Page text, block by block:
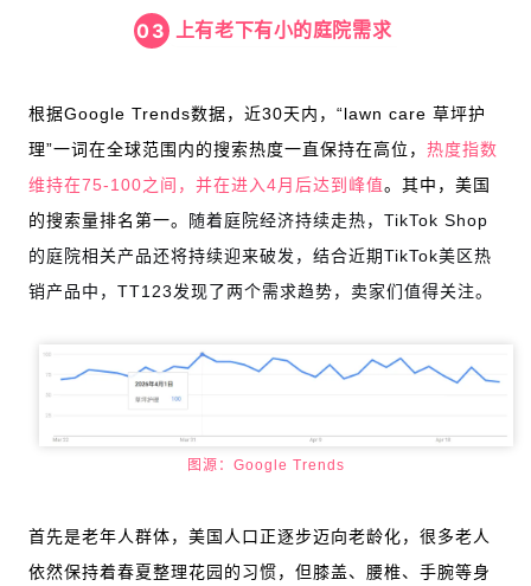
03 上有老下有小的庭院需求
根据Google Trends数据，近30天内，“lawn care 草坪护
理”一词在全球范围内的搜索热度一直保持在高位， 热度指数
维持在75-100之间，并在进入4月后达到峰值。其中，美国
的搜索量排名第一。
随着庭院经济持续走热，TikTok Shop
的庭院相关产品还将持续迎来破发，结合近期TikTok美区热
销产品中，TT123发现了两个需求趋势，卖家们值得关注。
图源：Google Trends
首先是老年人群体，美国人口正逐步迈向老龄化，很多老人
依然保持着春夏整理花园的习惯，但膝盖、腰椎、手腕等身